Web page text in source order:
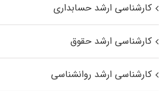
کارشناسی ارشد حسابداری
کارشناسی ارشد حقوق
کارشناسی ارشد روانشناسی